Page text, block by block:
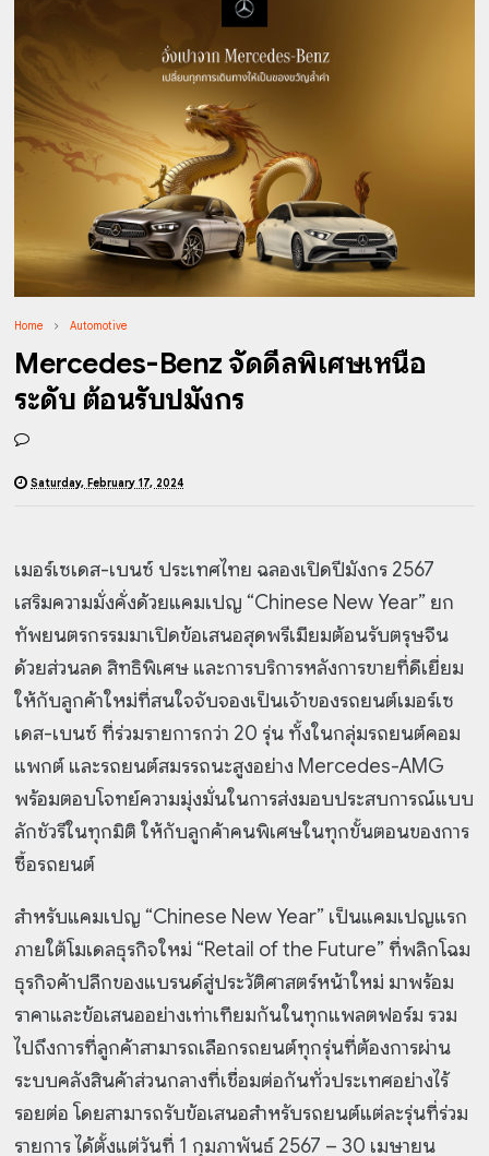
Home Automotive
Mercedes-Benz จัดดีลพิเศษเหนือ
ระดับ ต้อนรับปีมังกร
Saturday, February 17, 2024
เมอร์เซเดส-เบนซ์ ประเทศไทย ฉลองเปิดปีมังกร 2567
เสริมความมั่งคั่งด้วยแคมเปญ “Chinese New Year” ยก
ทัพยนตรกรรมมาเปิดข้อเสนอสุดพรีเมียมต้อนรับตรุษจีน
ด้วยส่วนลด สิทธิพิเศษ และการบริการหลังการขายที่ดีเยี่ยม
ให้กับลูกค้าใหม่ที่สนใจจับจองเป็นเจ้าของรถยนต์เมอร์เซ
เดส-เบนซ์ ที่ร่วมรายการกว่า 20 รุ่น ทั้งในกลุ่มรถยนต์คอม
แพกต์ และรถยนต์สมรรถนะสูงอย่าง Mercedes-AMG
พร้อมตอบโจทย์ความมุ่งมั่นในการส่งมอบประสบการณ์แบบ
ลักชัวรีในทุกมิติ ให้กับลูกค้าคนพิเศษในทุกขั้นตอนของการ
ซื้อรถยนต์
สำหรับแคมเปญ “Chinese New Year” เป็นแคมเปญแรก
ภายใต้โมเดลธุรกิจใหม่ “Retail of the Future” ที่พลิกโฉม
ธุรกิจค้าปลีกของแบรนด์สู่ประวัติศาสตร์หน้าใหม่ มาพร้อม
ราคาและข้อเสนออย่างเท่าเทียมกันในทุกแพลตฟอร์ม รวม
ไปถึงการที่ลูกค้าสามารถเลือกรถยนต์ทุกรุ่นที่ต้องการผ่าน
ระบบคลังสินค้าส่วนกลางที่เชื่อมต่อกันทั่วประเทศอย่างไร้
รอยต่อ โดยสามารถรับข้อเสนอสำหรับรถยนต์แต่ละรุ่นที่ร่วม
รายการ ได้ตั้งแต่วันที่ 1 กุมภาพันธ์ 2567 – 30 เมษายน